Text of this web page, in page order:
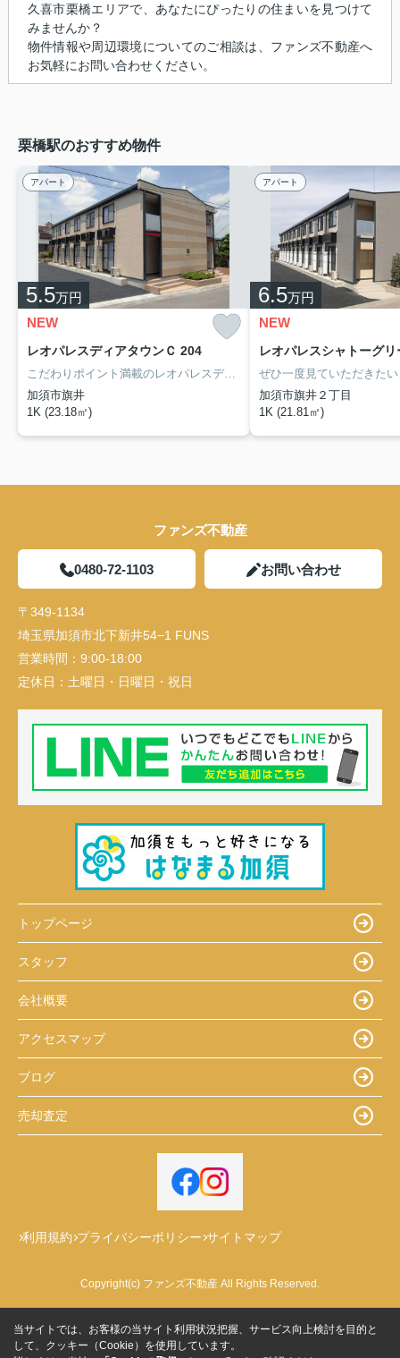
久喜市栗橋エリアで、あなたにぴったりの住まいを見つけて
みませんか？
物件情報や周辺環境についてのご相談は、ファンズ不動産へ
お気軽にお問い合わせください。
栗橋駅のおすすめ物件
アパート
5.5万円
NEW
レオパレスディアタウンＣ 204
こだわりポイント満載のレオパレスディアタウンＣ。知らない人が来た時でも玄関を開ける必要がなくなるモニター付きインターホンが付いております。この物件には浴室乾燥機が備わっているので、洗濯物を素早く乾かしたい方も、新たに乾燥機を買う必要がありません。女性からの評価が高い、キッチンスぺースのある物件。自分のライフスタイルに必要なお住まいをお選びください。お住まい探しをサポートしてまいります。
加須市旗井
1K (23.18㎡)
アパート
6.5万円
NEW
レオパレスシャトーグ
加須市旗井２丁目
1K (21.81㎡)
ファンズ不動産
0480-72-1103 お問い合わせ
〒349-1134
埼玉県加須市北下新井54−1 FUNS
営業時間： 9:00-18:00
定休日： 土曜日・日曜日・祝日
トップページ
スタッフ
会社概要
アクセスマップ
ブログ
売却査定
利用規約 プライバシーポリシー サイトマップ
Copyright(c) ファンズ不動産 All Rights Reserved.
当サイトでは、お客様の当サイト利用状況把握、サービス向上検討を目的と
して、クッキー（Cookie）を使用しています。